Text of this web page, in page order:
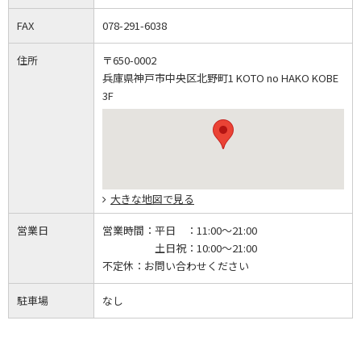
FAX 078-291-6038
住所
〒650-0002
兵庫県神戸市中央区北野町1 KOTO no HAKO KOBE
3F
大きな地図で見る
営業日 営業時間： 平日 ：11:00～21:00
土日祝：10:00～21:00
不定休： お問い合わせください
駐車場 なし